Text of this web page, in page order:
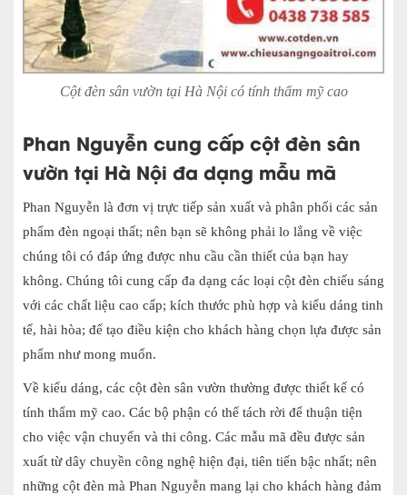
Cột đèn sân vườn tại Hà Nội có tính thẩm mỹ cao
Phan Nguyễn cung cấp cột đèn sân
vườn tại Hà Nội đa dạng mẫu mã
Phan Nguyễn là đơn vị trực tiếp sản xuất và phân phối các sản
phẩm đèn ngoại thất; nên bạn sẽ không phải lo lắng về việc
chúng tôi có đáp ứng được nhu cầu cần thiết của bạn hay
không. Chúng tôi cung cấp đa dạng các loại cột đèn chiếu sáng
với các chất liệu cao cấp; kích thước phù hợp và kiểu dáng tinh
tế, hài hòa; để tạo điều kiện cho khách hàng chọn lựa được sản
phẩm như mong muốn.
Về kiểu dáng, các cột đèn sân vườn thường được thiết kế có
tính thẩm mỹ cao. Các bộ phận có thể tách rời để thuận tiện
cho việc vận chuyển và thi công. Các mẫu mã đều được sản
xuất từ dây chuyền công nghệ hiện đại, tiên tiến bậc nhất; nên
những cột đèn mà Phan Nguyễn mang lại cho khách hàng đảm